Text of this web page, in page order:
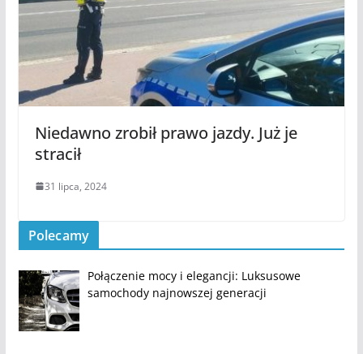
Niedawno zrobił prawo jazdy. Już je
stracił
31 lipca, 2024
Polecamy
Połączenie mocy i elegancji: Luksusowe
samochody najnowszej generacji